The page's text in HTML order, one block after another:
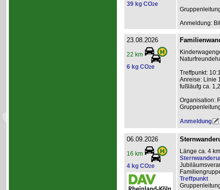
39 kg CO2e
Anmeldung:
23.08.2026
22 km
6 kg CO2e
Treffpunkt:
Anreise: Linie
fußläufg ca.
Organisation:
Anmeldung
06.09.2026
16 km
4 kg CO2e
Länge ca. 4
Treffpunkt